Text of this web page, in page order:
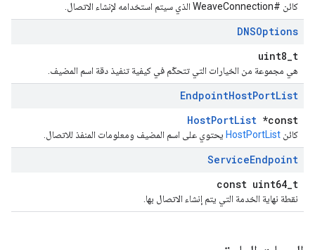
كائن #WeaveConnection الذي سيتم استخدامه لإنشاء الاتصال.
DNSOptions
uint8_t
هي مجموعة من الخيارات التي تتحكّم في كيفية تنفيذ دقة اسم المضيف.
EndpointHostPortList
HostPortList *const
كائن HostPortList يحتوي على اسم المضيف ومعلومات المنفذ للاتصال.
ServiceEndpoint
const uint64_t
نقطة نهاية الخدمة التي يتم إنشاء الاتصال بها.